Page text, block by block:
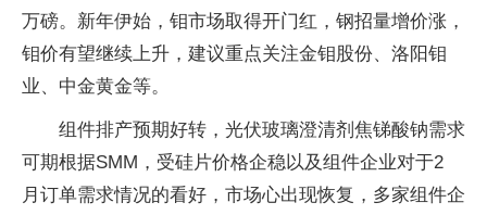
万磅。新年伊始，钼市场取得开门红，钢招量增价涨，
钼价有望继续上升，建议重点关注金钼股份、洛阳钼
业、中金黄金等。
组件排产预期好转，光伏玻璃澄清剂焦锑酸钠需求
可期根据SMM，受硅片价格企稳以及组件企业对于2
月订单需求情况的看好，市场心出现恢复，多家组件企